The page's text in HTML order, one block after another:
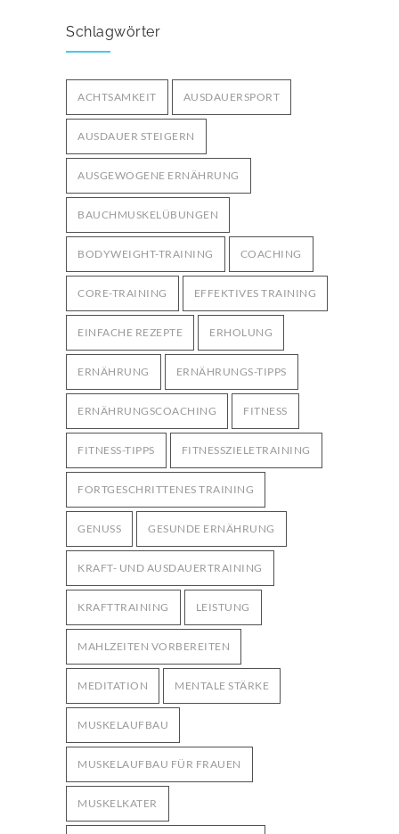
Training ohne Geräte
12. OKTOBER 2024
Schlagwörter
ACHTSAMKEIT AUSDAUERSPORT
AUSDAUER STEIGERN
AUSGEWOGENE ERNÄHRUNG
BAUCHMUSKELÜBUNGEN
BODYWEIGHT-TRAINING COACHING
CORE-TRAINING EFFEKTIVES TRAINING
EINFACHE REZEPTE ERHOLUNG
ERNÄHRUNG ERNÄHRUNGS-TIPPS
ERNÄHRUNGSCOACHING FITNESS
FITNESS-TIPPS FITNESSZIELETRAINING
FORTGESCHRITTENES TRAINING
GENUSS GESUNDE ERNÄHRUNG
KRAFT- UND AUSDAUERTRAINING
KRAFTTRAINING LEISTUNG
MAHLZEITEN VORBEREITEN
MEDITATION MENTALE STÄRKE
MUSKELAUFBAU
MUSKELAUFBAU FÜR FRAUEN
MUSKELKATER